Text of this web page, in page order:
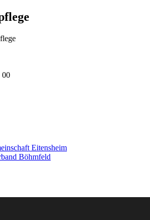
00
Eitensheim
Böhmfeld